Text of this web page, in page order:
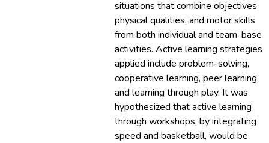
situations that combine objectives,
physical qualities, and motor skills
from both individual and team-based
activities. Active learning strategies
applied include problem-solving,
cooperative learning, peer learning,
and learning through play. It was
hypothesized that active learning
through workshops, by integrating
speed and basketball, would be